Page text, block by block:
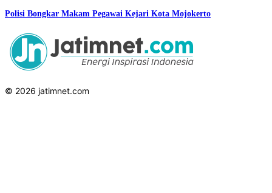
Es Tradisional yang Segar untuk Perayaan 17 Agustus
#5
Polisi Bongkar Makam Pegawai Kejari Kota Mojokerto